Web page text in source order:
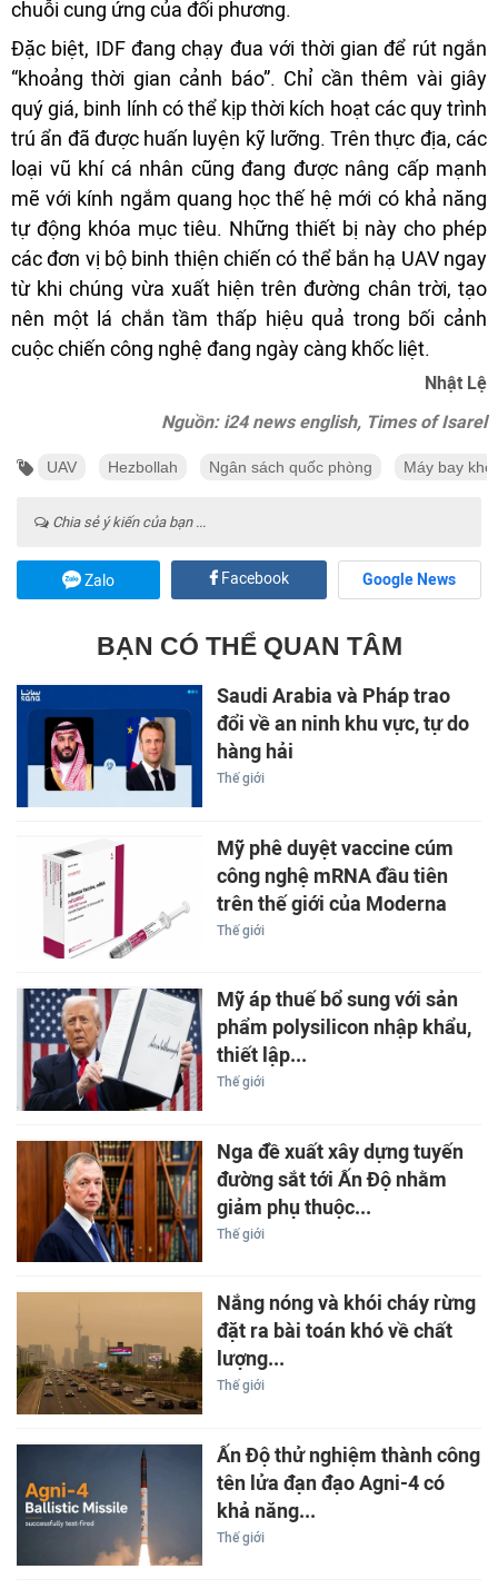
chuỗi cung ứng của đối phương.
Đặc biệt, IDF đang chạy đua với thời gian để rút ngắn
“khoảng thời gian cảnh báo”. Chỉ cần thêm vài giây
quý giá, binh lính có thể kịp thời kích hoạt các quy trình
trú ẩn đã được huấn luyện kỹ lưỡng. Trên thực địa, các
loại vũ khí cá nhân cũng đang được nâng cấp mạnh
mẽ với kính ngắm quang học thế hệ mới có khả năng
tự động khóa mục tiêu. Những thiết bị này cho phép
các đơn vị bộ binh thiện chiến có thể bắn hạ UAV ngay
từ khi chúng vừa xuất hiện trên đường chân trời, tạo
nên một lá chắn tầm thấp hiệu quả trong bối cảnh
cuộc chiến công nghệ đang ngày càng khốc liệt.
Nhật Lệ
Nguồn: i24 news english, Times of Isarel
UAV Hezbollah Ngân sách quốc phòng Máy bay
Chia sẻ ý kiến của bạn ...
Zalo Facebook Google News
BẠN CÓ THỂ QUAN TÂM
Saudi Arabia và Pháp trao
đổi về an ninh khu vực, tự do
hàng hải
Thế giới
Mỹ phê duyệt vaccine cúm
công nghệ mRNA đầu tiên
trên thế giới của Moderna
Thế giới
Mỹ áp thuế bổ sung với sản
phẩm polysilicon nhập khẩu,
thiết lập...
Thế giới
Nga đề xuất xây dựng tuyến
đường sắt tới Ấn Độ nhằm
giảm phụ thuộc...
Thế giới
Nắng nóng và khói cháy rừng
đặt ra bài toán khó về chất
lượng...
Thế giới
Ấn Độ thử nghiệm thành công
tên lửa đạn đạo Agni-4 có
khả năng...
Thế giới